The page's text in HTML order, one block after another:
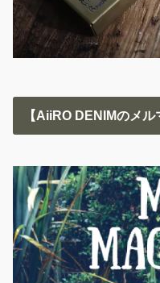
【AiiRO DENIMのメル